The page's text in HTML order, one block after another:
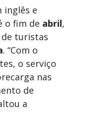
inglês e
o fim de abril,
de turistas
. “Com o
o serviço
nas
de
a